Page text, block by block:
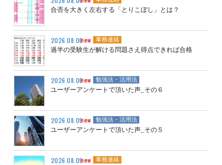
合否を大きく左右する「とりこぼし」とは？
2026.08.06new 事務連絡
過半の受験生が解ける問題さえ得点できれば合格
2026.08.06new 勉強法・活用法
ユーザーアンケートで頂いた声_その６
2026.08.05new 勉強法・活用法
ユーザーアンケートで頂いた声_その５
2026.08.05new 事務連絡